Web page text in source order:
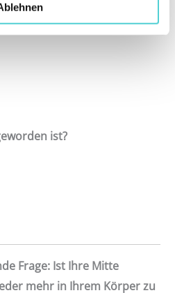
(falls vorhanden) besser
ist?
Frage: Ist Ihre Mitte
mehr in Ihrem Körper zu